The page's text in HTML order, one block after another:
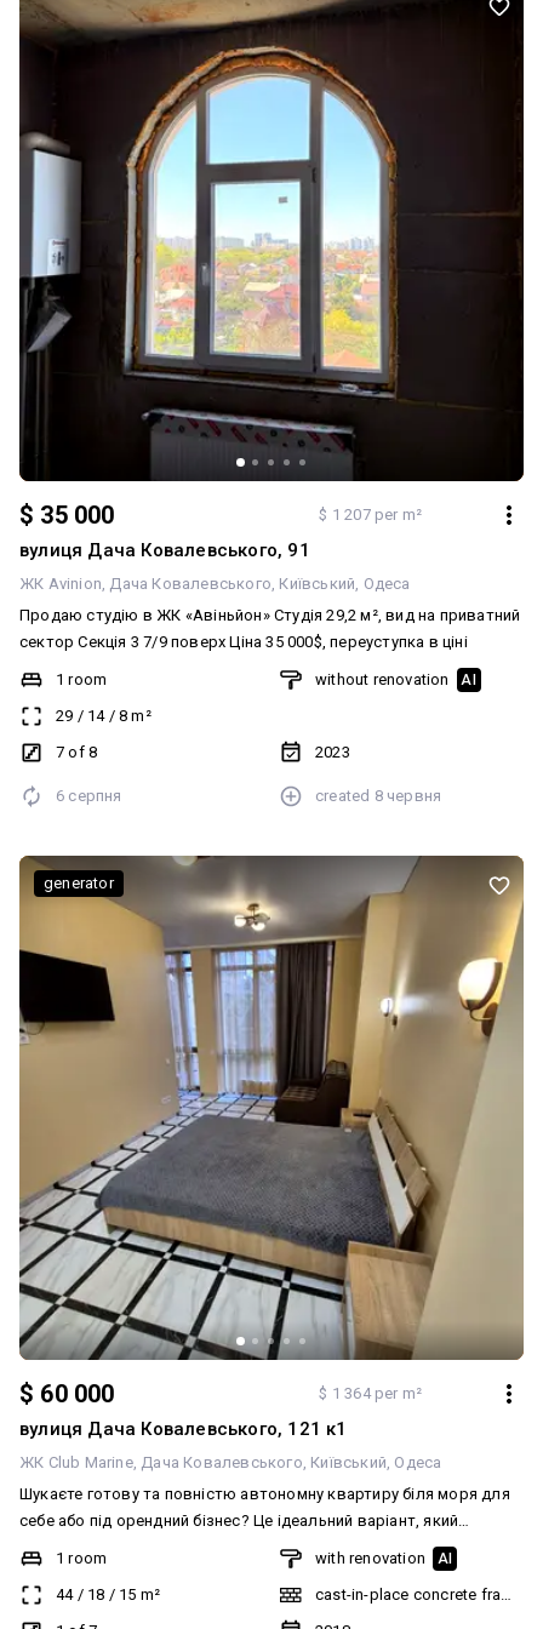
$ 35 000 $ 1 207 per m²
вулиця Дача Ковалевського, 91
ЖК Avinion Дача Ковалевського Київський Одеса
Продаю студію в ЖК «Авіньйон» Студія 29,2 м², вид на приватний
сектор Секція 3 7/9 поверх Ціна 35 000$, переуступка в ціні
1 room
29 / 14/ 8 m²
7 of 8
without renovation AI
2023
6 серпня created 8 червня
$ 60 000 $ 1 364 per m²
вулиця Дача Ковалевського, 121 к1
ЖК Club Marine Дача Ковалевського Київський Одеса
Шукаєте готову та повністю автономну квартиру біля моря для
себе або під орендний бізнес? Це ідеальний варіант, який
поєднує комфорт, безпеку та курортну атмосферу!
Пропонується затишна, світла та повністю готова до
проживання квартира в сучасному житловому комплексі
1 room
44/ 18 / 15 m²
with renovation AI
cast-in-place concrete frame
generator